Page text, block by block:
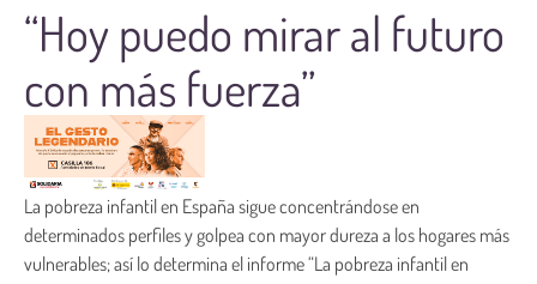
“Hoy puedo mirar al futuro
con más fuerza”
La pobreza infantil en España sigue concentrándose en
determinados perfiles y golpea con mayor dureza a los hogares más
vulnerables; así lo determina el informe “La pobreza infantil en